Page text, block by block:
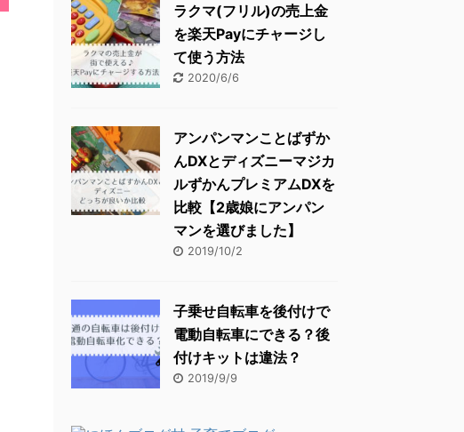
ラクマ(フリル)の売上金
を楽天Payにチャージし
て使う方法
2020/6/6
アンパンマンことばずか
んDXとディズニーマジカ
ルずかんプレミアムDXを
比較【2歳娘にアンパン
マンを選びました】
2019/10/2
子乗せ自転車を後付けで
電動自転車にできる？後
付けキットは違法？
2019/9/9